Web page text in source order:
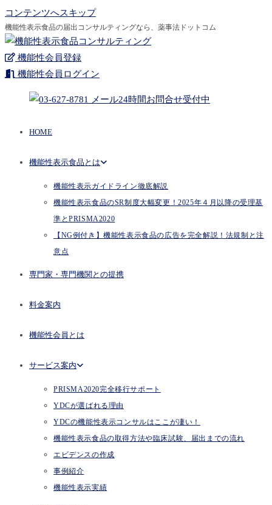
コンテンツへスキップ
機能性表示食品の届出コンサルティングなら、薬事法ドットコム
機能性会員登録
機能性会員ログイン
HOME
機能性表示食品とは
機能性表示ガイドライン徹底解説
機能性表示食品のSR制度大幅変更！2025年４月以降の受理基
準とPRISMA2020
【NG例付き】機能性表示食品の広告を完全解説！法規制と注
意点
専門家・専門機関との提携
料金案内
機能性会員とは
サービス案内
PRISMA2020完全移行サポート
YDCが選ばれる理由
YDCの機能性表示コンサルはここが凄い！
機能性表示食品の取得方法や臨床試験、届出までの流れ
エビデンスの作成
事例紹介
機能性表示実績